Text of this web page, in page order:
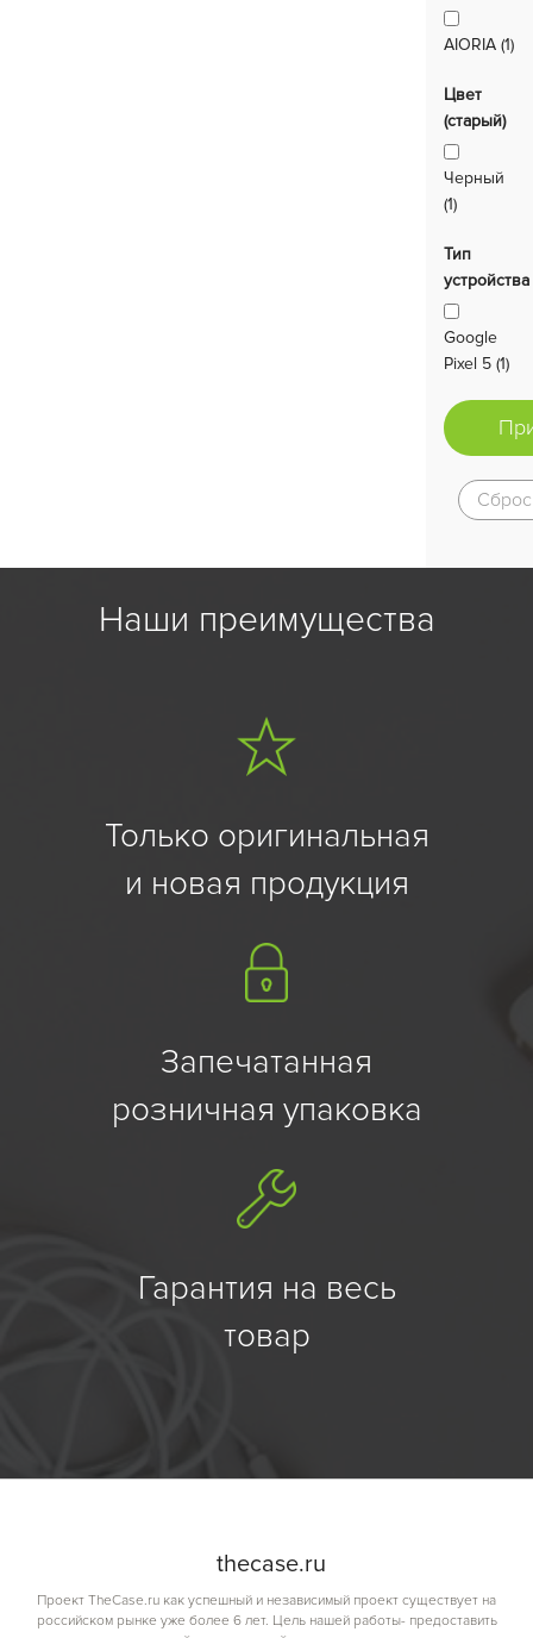
AIORIA (1)
Цвет
(старый)
Черный
(1)
Тип
устройства
Google
Pixel 5 (1)
Наши преимущества
Только оригинальная
и новая продукция
Запечатанная
розничная упаковка
Гарантия на весь
товар
thecase.ru
Проект TheCase.ru как успешный и независимый проект существует на
российском рынке уже более 6 лет. Цель нашей работы- предоставить